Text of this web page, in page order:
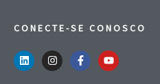
CONECTE-SE CONOSCO